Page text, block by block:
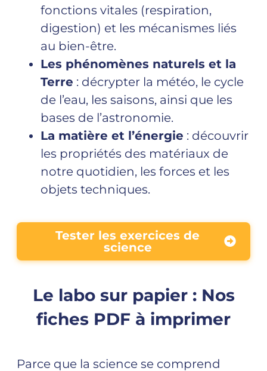
fonctions vitales (respiration,
digestion) et les mécanismes liés
au bien-être.
Les phénomènes naturels et la
Terre : décrypter la météo, le cycle
de l’eau, les saisons, ainsi que les
bases de l’astronomie.
La matière et l’énergie : découvrir
les propriétés des matériaux de
notre quotidien, les forces et les
objets techniques.
Tester les exercices de
science
Le labo sur papier : Nos
fiches PDF à imprimer
Parce que la science se comprend